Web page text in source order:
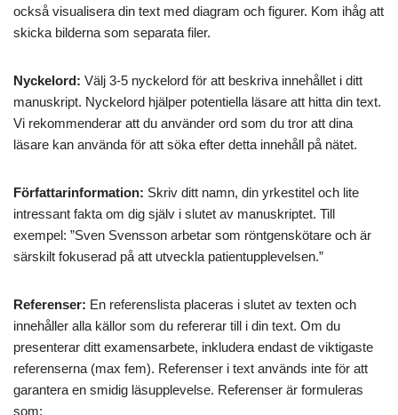
också visualisera din text med diagram och figurer. Kom ihåg att
skicka bilderna som separata filer.
Nyckelord: Välj 3-5 nyckelord för att beskriva innehållet i ditt
manuskript. Nyckelord hjälper potentiella läsare att hitta din text.
Vi rekommenderar att du använder ord som du tror att dina
läsare kan använda för att söka efter detta innehåll på nätet.
Författarinformation: Skriv ditt namn, din yrkestitel och lite
intressant fakta om dig själv i slutet av manuskriptet. Till
exempel: ”Sven Svensson arbetar som röntgenskötare och är
särskilt fokuserad på att utveckla patientupplevelsen.”
Referenser: En referenslista placeras i slutet av texten och
innehåller alla källor som du refererar till i din text. Om du
presenterar ditt examensarbete, inkludera endast de viktigaste
referenserna (max fem). Referenser i text används inte för att
garantera en smidig läsupplevelse. Referenser är formuleras
som: